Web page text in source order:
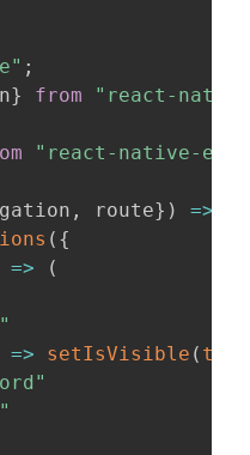
;
} from "react-
"react-native-
, route} ) =>
( {
=>
(
=> setIsVisible ( true